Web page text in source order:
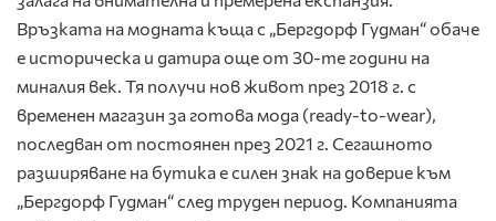
Връзката на модната къща с „Бергдорф Гудман“ обаче
е историческа и датира още от 30-те години на
миналия век. Тя получи нов живот през 2018 г. с
временен магазин за готова мода (ready-to-wear),
последван от постоянен през 2021 г. Сегашното
разширяване на бутика е силен знак на доверие към
„Бергдорф Гудман“ след труден период. Компанията